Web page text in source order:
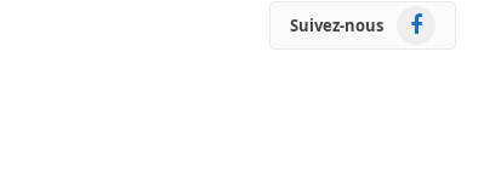
Suivez-nous Facebook